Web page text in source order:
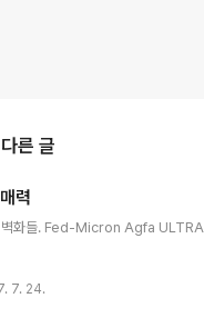
른 글
력
벽화들. Fed-Micron Agfa ULTRA
7. 24.